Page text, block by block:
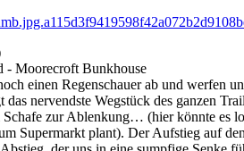
- Moorecroft Bunkhouse
einen Regenschauer ab und werfen
nervendste Wegstück des ganzen
zur Ablenkung… (hier könnte es
Supermarkt plant). Der Aufstieg auf